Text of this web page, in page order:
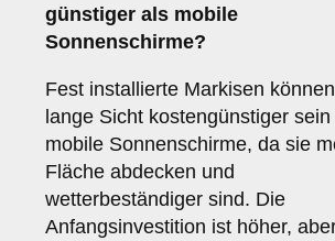
günstiger als mobile
Sonnenschirme?
Fest installierte Markisen
lange Sicht kostengünstiger
mobile Sonnenschirme, da sie
Fläche abdecken und
wetterbeständiger sind. Die
Anfangsinvestition ist höher,